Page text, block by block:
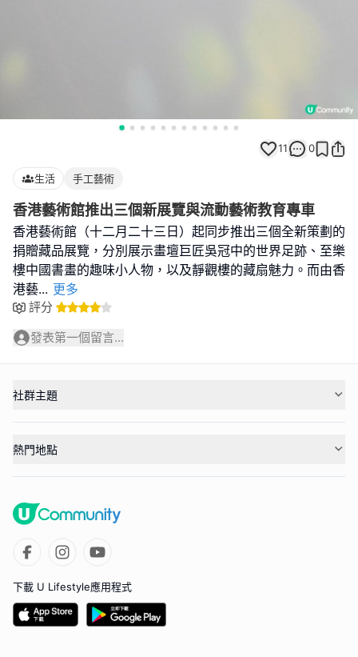
11 0
生活 手工藝術
香港藝術館推出三個新展覽與流動藝術教育專車
香港藝術館（十二月二十三日）起同步推出三個全新策劃的
捐贈藏品展覽，分別展示畫壇巨匠吳冠中的世界足跡、至樂
樓中國書畫的趣味小人物，以及靜觀樓的藏扇魅力。而由香
港藝... 更多
評分
發表第一個留言...
社群主題
熱門地點
下載 U Lifestyle應用程式